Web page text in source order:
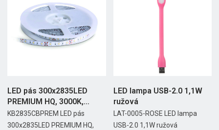
LED pás 300x2835LED
PREMIUM HQ, 3000K,
IP20,...
KB2835CBPREM LED pás
300x2835LED PREMIUM HQ,
LED lampa USB-2.0 1,1W
ružová
LAT-0005-ROSE LED lampa
USB-2.0 1,1W ružová